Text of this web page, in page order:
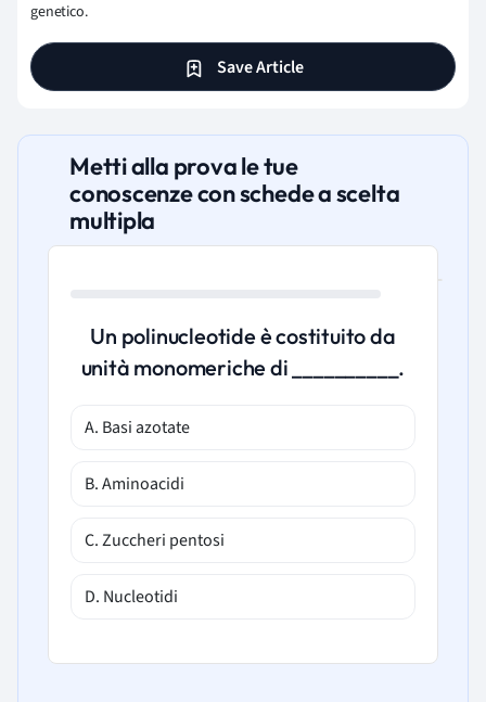
genetico.
Save Article
Metti alla prova le tue
conoscenze con schede a scelta
multipla
Un polinucleotide è costituito da
unità monomeriche di __________.
A. Basi azotate
B. Aminoacidi
C. Zuccheri pentosi
D. Nucleotidi